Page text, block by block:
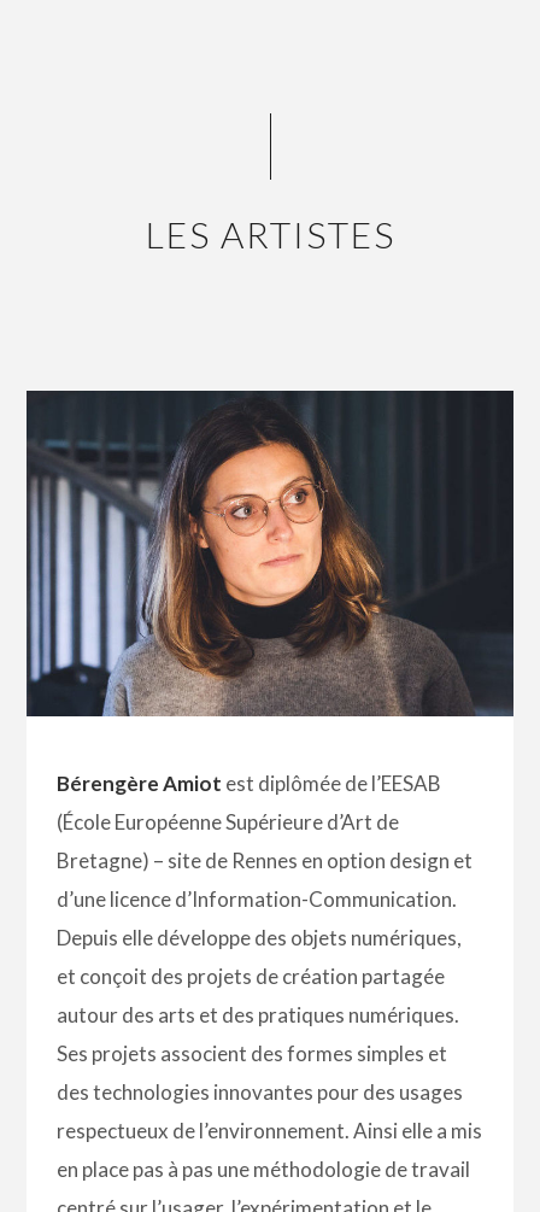
LES ARTISTES
Bérengère Amiot est diplômée del’EESAB
(École Européenne Supérieure d’Art de
Bretagne) – site de Rennes en option design et
d’une licence d’Information-Communication.
Depuis elle développe des objets numériques,
et conçoit des projets de création partagée
autour des arts et des pratiques numériques.
Ses projets associent des formes simples et
des technologies innovantes pour des usages
respectueux de l’environnement. Ainsi elle a mis
en place pas à pas une méthodologie de travail